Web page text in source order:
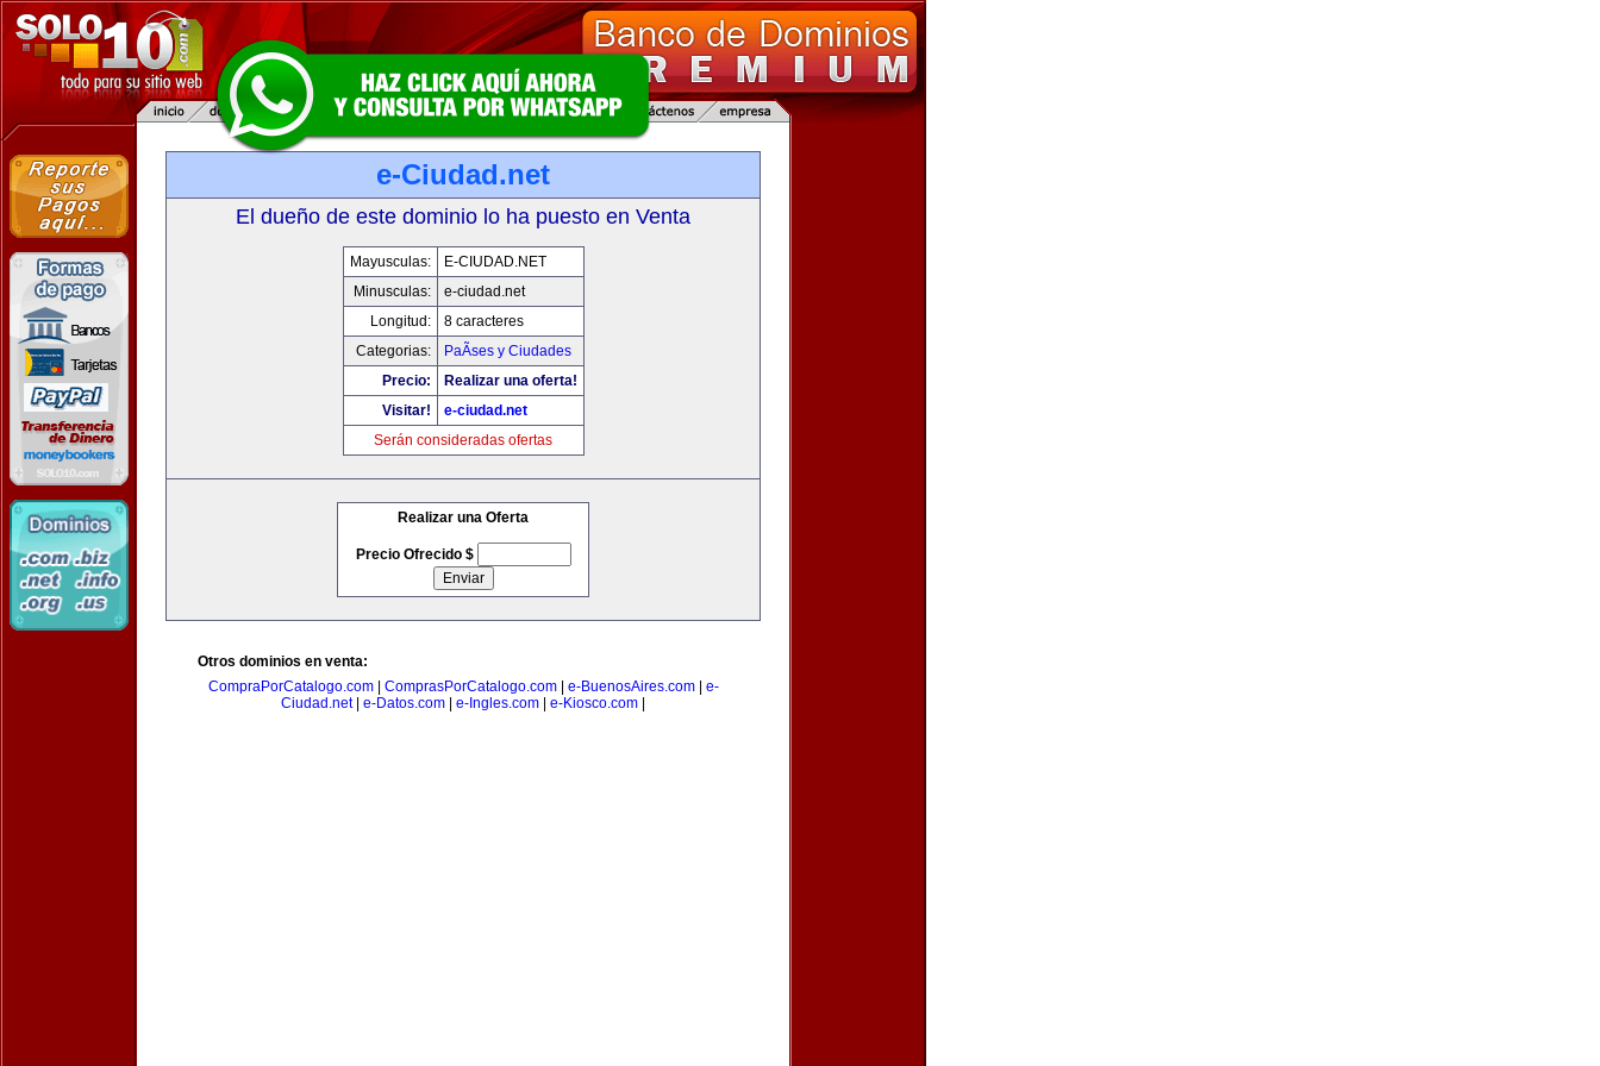
e-Ciudad.net
El dueño de este dominio lo ha puesto en Venta
Mayusculas:
E-CIUDAD.NET
Minusculas:
e-ciudad.net
Longitud:
8 caracteres
Categorias:
PaÃ­ses y Ciudades
Precio:
Realizar una oferta!
Visitar!
e-ciudad.net
Serán consideradas ofertas
Realizar una Oferta
Precio Ofrecido $
Otros dominios en venta:
CompraPorCatalogo.com| ComprasPorCatalogo.com| e-BuenosAires.com| e-
Ciudad.net| e-Datos.com e-Ingles.com e-Kiosco.com